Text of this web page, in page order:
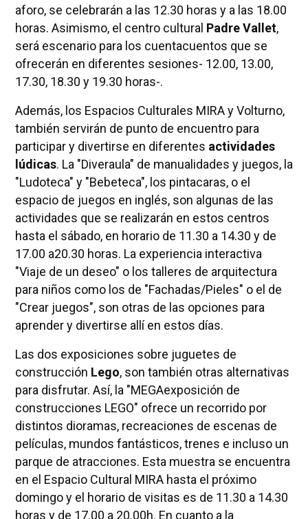
aforo, se celebrarán a las 12.30 horas y a las 18.00
horas. Asimismo, el centro cultural Padre Vallet,
será escenario para los cuentacuentos que se
ofrecerán en diferentes sesiones- 12.00, 13.00,
17.30, 18.30 y 19.30 horas-.
Además, los Espacios Culturales MIRA y Volturno,
también servirán de punto de encuentro para
participar y divertirse en diferentes actividades
lúdicas. La "Diveraula" de manualidades y juegos, la
"Ludoteca" y "Bebeteca", los pintacaras, o el
espacio de juegos en inglés, son algunas de las
actividades que se realizarán en estos centros
hasta el sábado, en horario de 11.30 a 14.30 y de
17.00 a20.30 horas. La experiencia interactiva
"Viaje de un deseo" o los talleres de arquitectura
para niños como los de "Fachadas/Pieles" o el de
"Crear juegos", son otras de las opciones para
aprender y divertirse allí en estos días.
Las dos exposiciones sobre juguetes de
construcción Lego, son también otras alternativas
para disfrutar. Así, la "MEGAexposición de
construcciones LEGO" ofrece un recorrido por
distintos dioramas, recreaciones de escenas de
películas, mundos fantásticos, trenes e incluso un
parque de atracciones. Esta muestra se encuentra
en el Espacio Cultural MIRA hasta el próximo
domingo y el horario de visitas es de 11.30 a 14.30
horas y de 17.00 a 20.00h. En cuanto a la